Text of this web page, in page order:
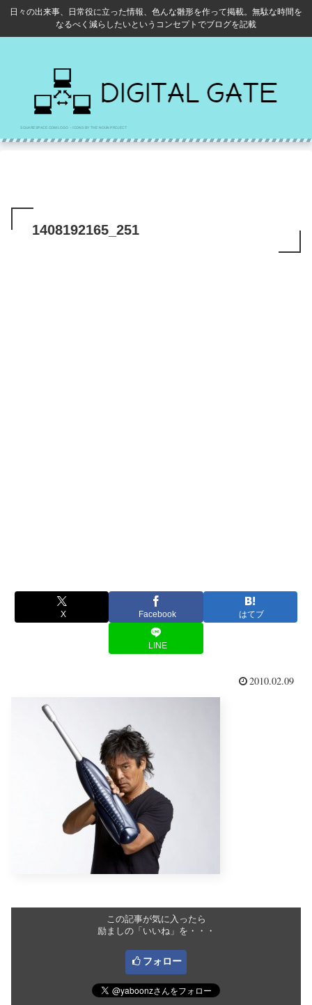
日々の出来事、日常役に立った情報、色んな雛形を作って掲載。無駄な時間を
なるべく減らしたいというコンセプトでブログを記載
1408192165_251
X Facebook はてブ
LINE
2010.02.09
この記事が気に入ったら
励ましの「いいね」を・・・
フォロー